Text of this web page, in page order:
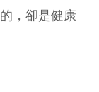
，卻是健康